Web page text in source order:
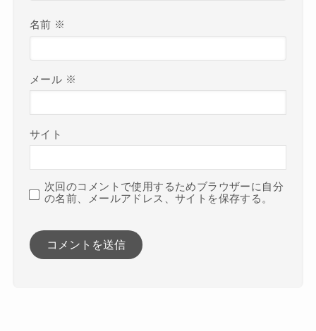
名前 ※
メール ※
サイト
次回のコメントで使用するためブラウザーに自分
の名前、メールアドレス、サイトを保存する。